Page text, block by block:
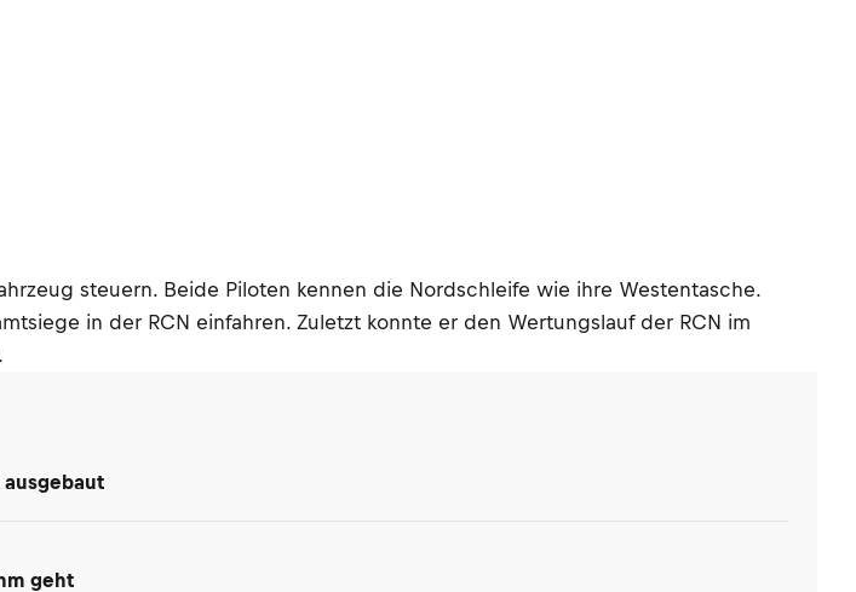
steuern. Beide Piloten kennen die Nordschleife wie ihre Westentasche.
in der RCN einfahren. Zuletzt konnte er den Wertungslauf der RCN im
ausgebaut
geht